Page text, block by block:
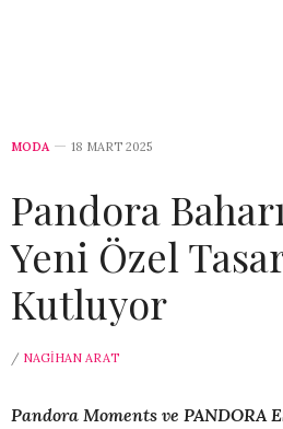
MODA 18 MART 2025
Pandora
Yeni Özel
Kutluyor
/ NAGIHAN ARAT
Pandora Moments ve PANDORA